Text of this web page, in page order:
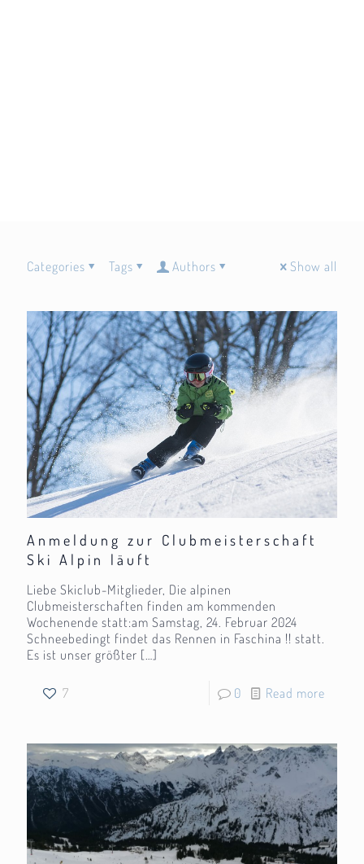
Categories Tags Authors Show all
Anmeldung zur Clubmeisterschaft
Ski Alpin läuft
Liebe Skiclub-Mitglieder, Die alpinen
Clubmeisterschaften finden am kommenden
Wochenende statt:am Samstag, 24. Februar 2024
Schneebedingt findet das Rennen in Faschina !! statt.
Es ist unser größter […]
7 0 Read more